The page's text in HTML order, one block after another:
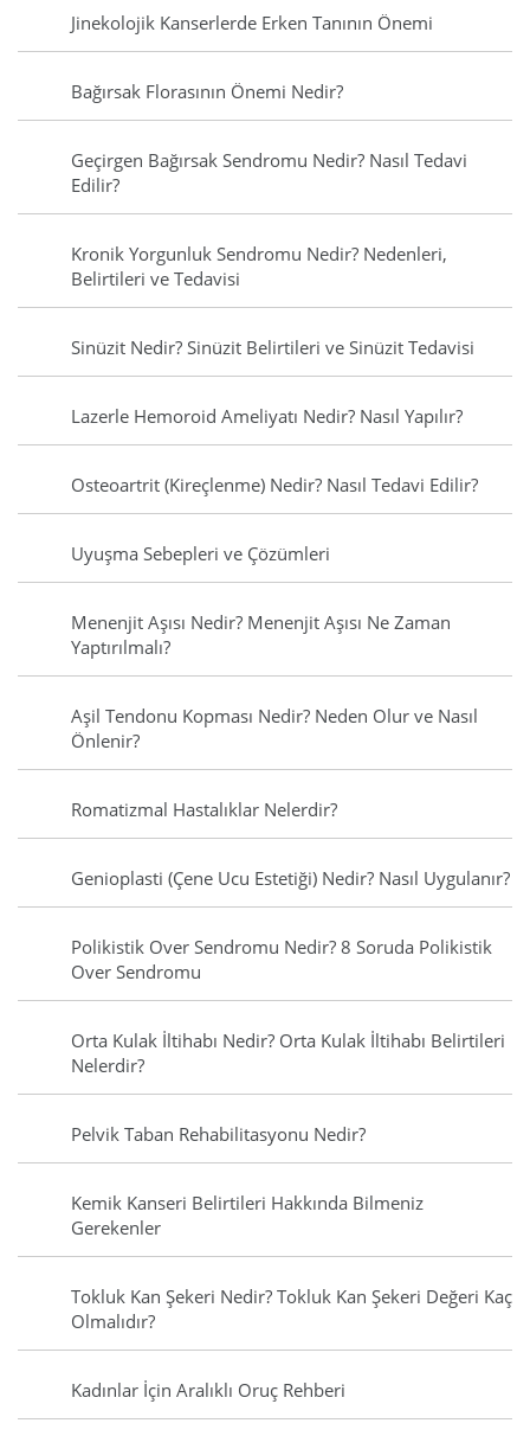
Jinekolojik Kanserlerde Erken Tanının Önemi
Bağırsak Florasının Önemi Nedir?
Geçirgen Bağırsak Sendromu Nedir? Nasıl Tedavi
Edilir?
Kronik Yorgunluk Sendromu Nedir? Nedenleri,
Belirtileri ve Tedavisi
Sinüzit Nedir? Sinüzit Belirtileri ve Sinüzit Tedavisi
Lazerle Hemoroid Ameliyatı Nedir? Nasıl Yapılır?
Osteoartrit (Kireçlenme) Nedir? Nasıl Tedavi Edilir?
Uyuşma Sebepleri ve Çözümleri
Menenjit Aşısı Nedir? Menenjit Aşısı Ne Zaman
Yaptırılmalı?
Aşil Tendonu Kopması Nedir? Neden Olur ve Nasıl
Önlenir?
Romatizmal Hastalıklar Nelerdir?
Genioplasti (Çene Ucu Estetiği) Nedir? Nasıl Uygulanır?
Polikistik Over Sendromu Nedir? 8 Soruda Polikistik
Over Sendromu
Orta Kulak İltihabı Nedir? Orta Kulak İltihabı Belirtileri
Nelerdir?
Pelvik Taban Rehabilitasyonu Nedir?
Kemik Kanseri Belirtileri Hakkında Bilmeniz
Gerekenler
Tokluk Kan Şekeri Nedir? Tokluk Kan Şekeri Değeri Kaç
Olmalıdır?
Kadınlar İçin Aralıklı Oruç Rehberi